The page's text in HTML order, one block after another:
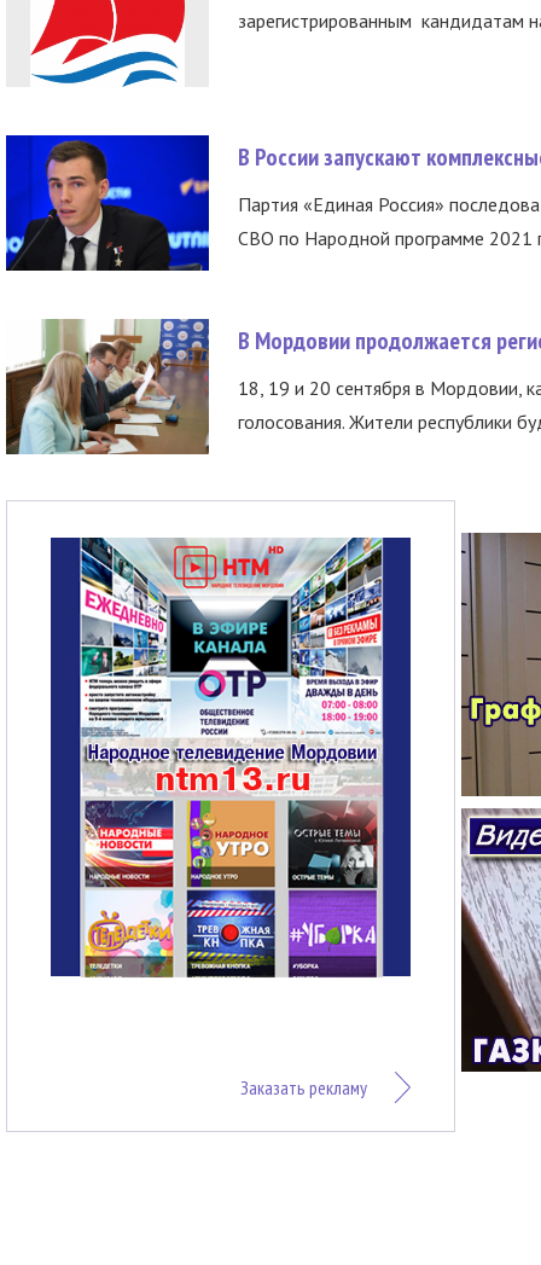
зарегистрированным кандидатам
В России запускают
Партия «Единая Россия»
СВО по Народной программе 2021
В Мордовии продолжается
18, 19 и 20 сентября в Мордовии,
голосования. Жители республики
Заказать рекламу